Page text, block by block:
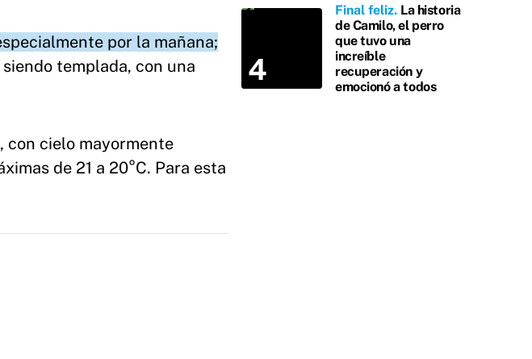
por la mañana;
templada, con una
con cielo mayormente
de 21 a 20°C. Para esta
Final feliz La historia
de Camilo, el perro
que tuvo una
increíble
recuperación y
emocionó a todos